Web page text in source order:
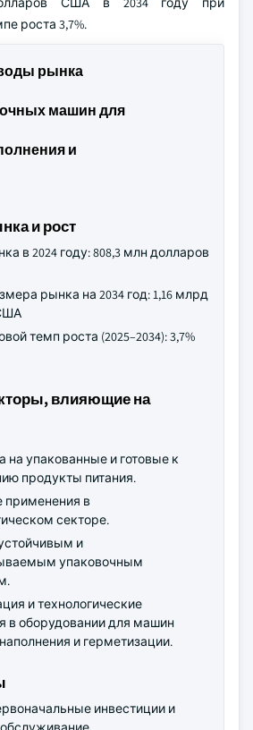
роста 3,7%.
рынка
машин для
и
и рост
в 2024 году: 808,3 млн долларов
рынка на 2034 год: 1,16 млрд
темп роста (2025–2034): 3,7%
влияющие на
на упакованные и готовые к
продукты питания.
применения в
секторе.
и
упаковочным
и технологические
в оборудовании для машин
и герметизации.
инвестиции и